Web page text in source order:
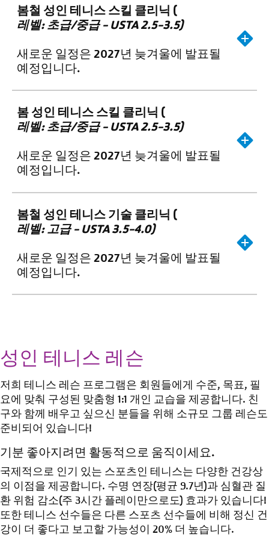
봄철 성인 테니스 스킬 클리닉 (
레벨: 초급/중급 - USTA 2.5-3.5)
새로운 일정은 2027년 늦겨울에 발표될
예정입니다.
봄 성인 테니스 스킬 클리닉 (
레벨:초급/중급 - USTA 2.5-3.5)
새로운 일정은 2027년 늦겨울에 발표될
예정입니다.
봄철 성인 테니스 기술 클리닉 (
레벨: 고급 - USTA 3.5-4.0)
새로운 일정은 2027년 늦겨울에 발표될
예정입니다.
성인 테니스 레슨
저희 테니스 레슨 프로그램은 회원들에게 수준, 목표, 필
요에 맞춰 구성된 맞춤형 1:1 개인 교습을 제공합니다. 친
구와 함께 배우고 싶으신 분들을 위해 소규모 그룹 레슨도
준비되어 있습니다!
기분 좋아지려면 활동적으로 움직이세요.
국제적으로 인기 있는 스포츠인 테니스는 다양한 건강상
의 이점을 제공합니다. 수명 연장(평균 9.7년)과 심혈관 질
환 위험 감소(주 3시간 플레이만으로도) 효과가 있습니다!
또한 테니스 선수들은 다른 스포츠 선수들에 비해 정신 건
강이 더 좋다고 보고할 가능성이 20% 더 높습니다.